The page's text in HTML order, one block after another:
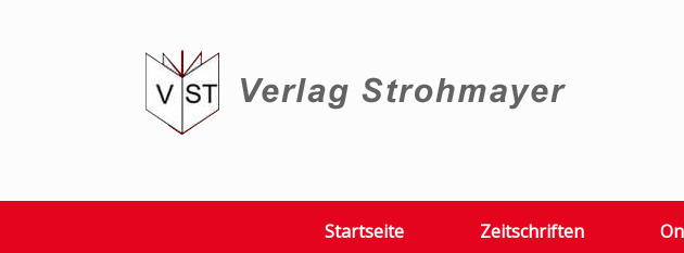
Startseite Zeitschriften